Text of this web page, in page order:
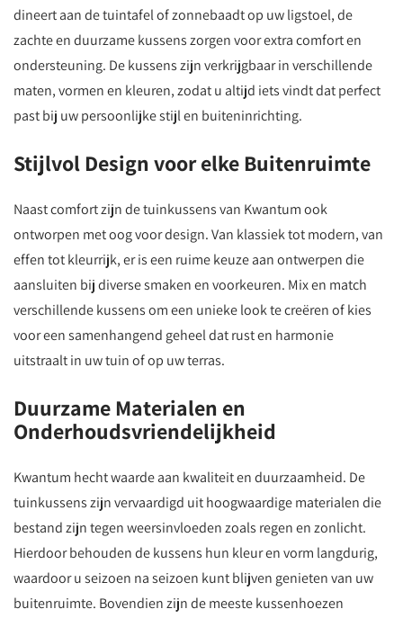
dineert aan de tuintafel of zonnebaadt op uw ligstoel, de
zachte en duurzame kussens zorgen voor extra comfort en
ondersteuning. De kussens zijn verkrijgbaar in verschillende
maten, vormen en kleuren, zodat u altijd iets vindt dat perfect
past bij uw persoonlijke stijl en buiteninrichting.
Stijlvol Design voor elke Buitenruimte
Naast comfort zijn de tuinkussens van Kwantum ook
ontworpen met oog voor design. Van klassiek tot modern, van
effen tot kleurrijk, er is een ruime keuze aan ontwerpen die
aansluiten bij diverse smaken en voorkeuren. Mix en match
verschillende kussens om een unieke look te creëren of kies
voor een samenhangend geheel dat rust en harmonie
uitstraalt in uw tuin of op uw terras.
Duurzame Materialen en
Onderhoudsvriendelijkheid
Kwantum hecht waarde aan kwaliteit en duurzaamheid. De
tuinkussens zijn vervaardigd uit hoogwaardige materialen die
bestand zijn tegen weersinvloeden zoals regen en zonlicht.
Hierdoor behouden de kussens hun kleur en vorm langdurig,
waardoor u seizoen na seizoen kunt blijven genieten van uw
buitenruimte. Bovendien zijn de meeste kussenhoezen